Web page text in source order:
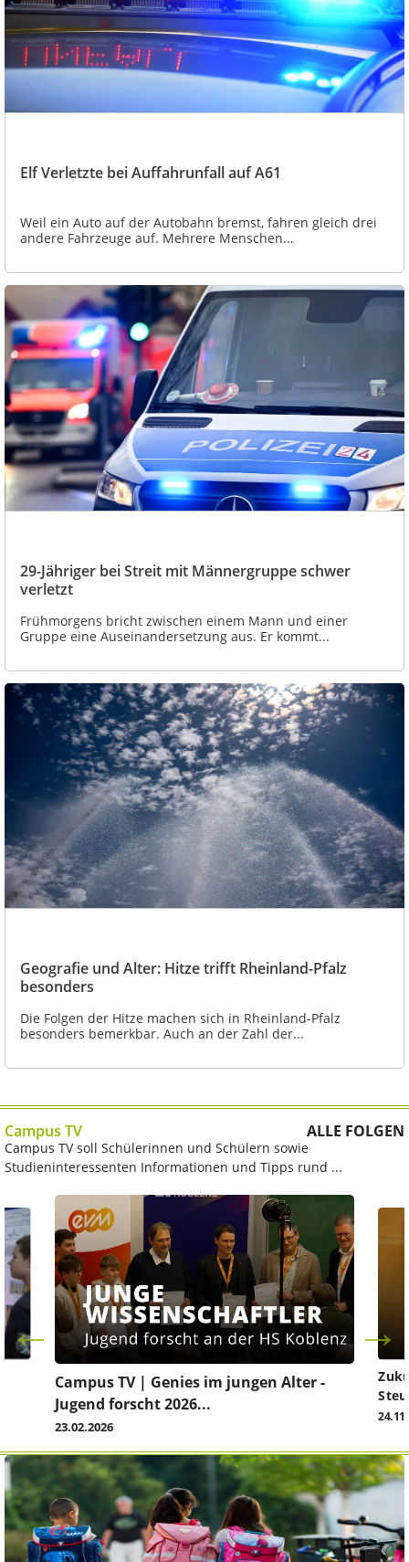
Elf Verletzte bei Auffahrunfall auf A61
Weil ein Auto auf der Autobahn bremst, fahren gleich drei
andere Fahrzeuge auf. Mehrere Menschen...
29-Jähriger bei Streit mit Männergruppe schwer
verletzt
Frühmorgens bricht zwischen einem Mann und einer
Gruppe eine Auseinandersetzung aus. Er kommt...
Geografie und Alter: Hitze trifft Rheinland-Pfalz
besonders
Die Folgen der Hitze machen sich in Rheinland-Pfalz
besonders bemerkbar. Auch an der Zahl der...
Campus TV ALLE FOLGEN
Campus TV soll Schülerinnen und Schülern sowie
Studieninteressenten Informationen und Tipps rund ...
Campus TV | Genies im jungen Alter -
Jugend forscht 2026...
23.02.2026